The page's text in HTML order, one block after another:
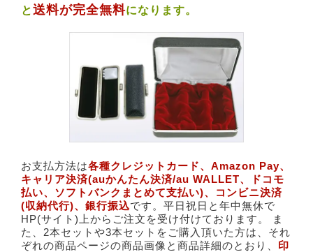
と送料が完全無料になります。
お支払方法は各種クレジットカード、​Amazon Pay、​
キャリア決済(​auかんたん決済/au WALLET、ドコモ
払い、ソフトバンクまとめて支払い)、​コンビニ決済
(収納代行)、銀行振込です。平日祝日と年中無休で
HP(サイト)上からご注文を受け付けております。 ま
た、2本セットや3本セットをご購入頂いた方は、それ
ぞれの商品ページの商品画像と商品詳細のとおり、 印